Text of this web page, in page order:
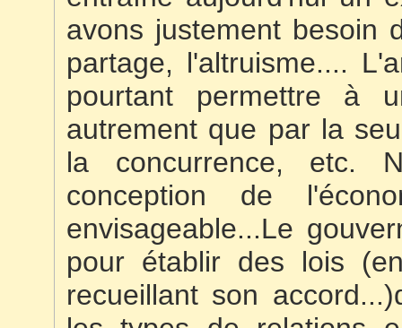
avons justement besoin
partage, l'altruisme....
pourtant permettre à
autrement que par la
la concurrence, etc.
conception de
envisageable...Le
pour établir des lois
recueillant son